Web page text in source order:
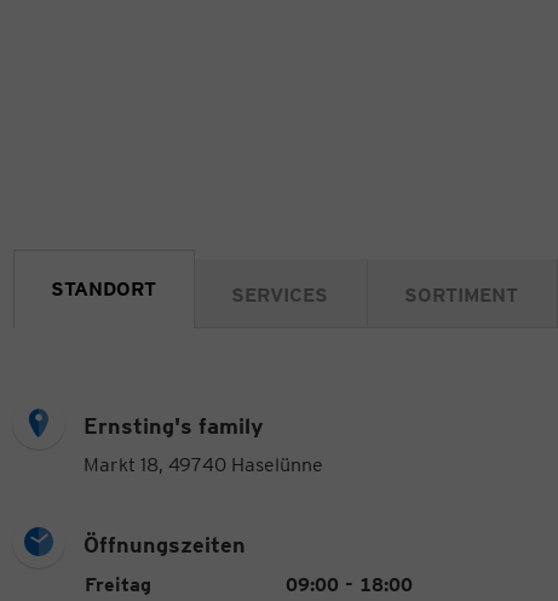
STANDORT SERVICES SORTIMENT
Ernsting's family
Markt 18, 49740 Haselünne
Öffnungszeiten
Öffnungszeiten
Wochentag
Freitag
09:00 - 18:00